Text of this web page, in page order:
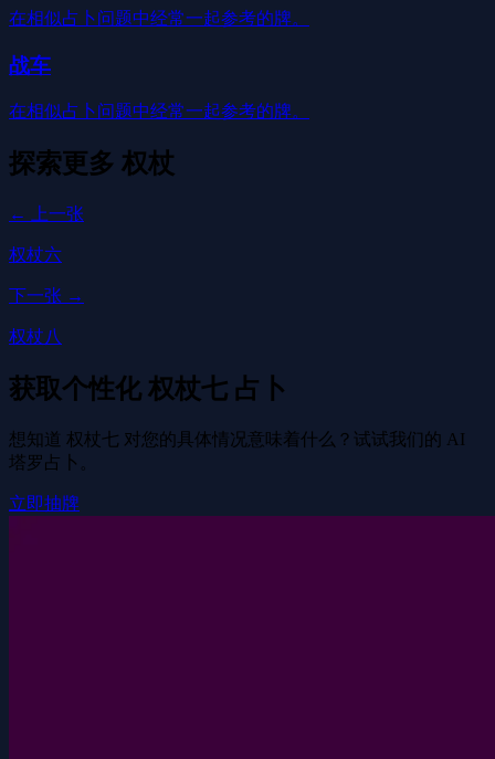
在相似占卜问题中经常一起参考的牌。
战车
在相似占卜问题中经常一起参考的牌。
探索更多 权杖
← 上一张
权杖六
下一张 →
权杖八
获取个性化 权杖七 占卜
想知道 权杖七 对您的具体情况意味着什么？试试我们的 AI
塔罗占卜。
立即抽牌